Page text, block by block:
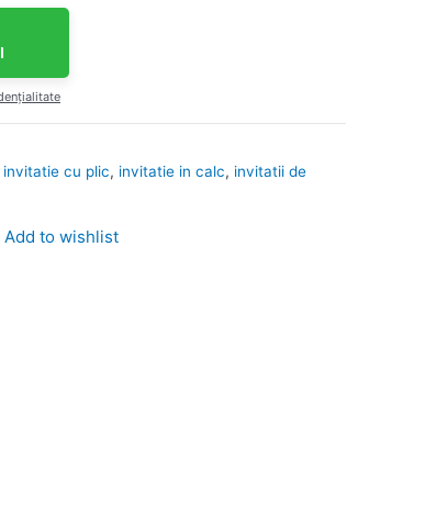
invitatie cu plic, invitatie in calc, invitatii de
Add to wishlist